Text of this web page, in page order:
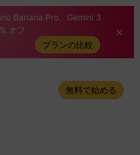
Banana Pro、Gemini 3
オフ
プランの比較
無料で始める